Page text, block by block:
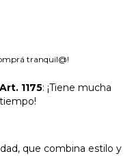
tranquil@!
1175: ¡Tiene mucha
que combina estilo y